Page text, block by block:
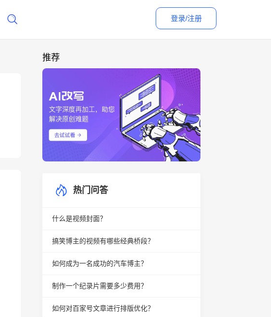
登录/注册
推荐
热门问答
什么是视频封面？
搞笑博主的视频有哪些经典桥段？
如何成为一名成功的汽车博主？
制作一个纪录片需要多少费用？
如何对百家号文章进行排版优化？